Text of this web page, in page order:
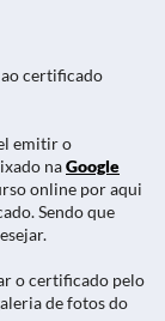
certificado
emitir o
naGoogle
online por aqui
Sendo que
o certificado pelo
de fotos do